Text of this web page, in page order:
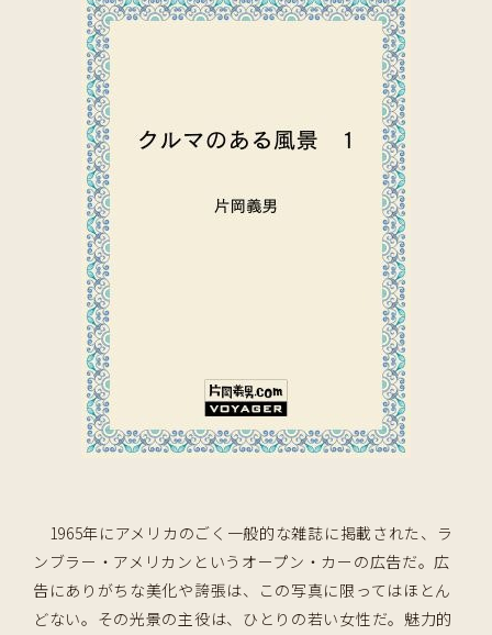
1965年にアメリカのごく一般的な雑誌に掲載された、ラ
ンブラー・アメリカンというオープン・カーの広告だ。広
告にありがちな美化や誇張は、この写真に限ってはほとん
どない。その光景の主役は、ひとりの若い女性だ。魅力的